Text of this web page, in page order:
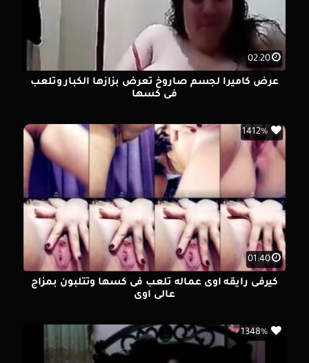
02:20
عرض كاميرا لجسم صاروخ تعرض بزازها الكبار وتلعب
فى كسها
01:40
1412%
كيرفى رايقه اوى عماله تلعب فى كسها وتتلبون بمزاج
عالى اوى
1348%